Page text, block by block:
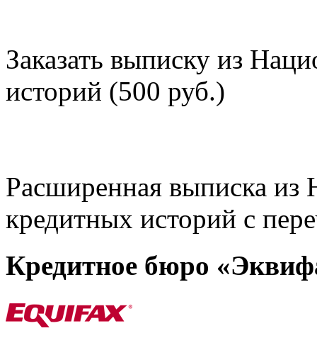
Заказать выписку из
историй (500 руб.)
Расширенная выписка из
кредитных историй с
Кредитное бюро